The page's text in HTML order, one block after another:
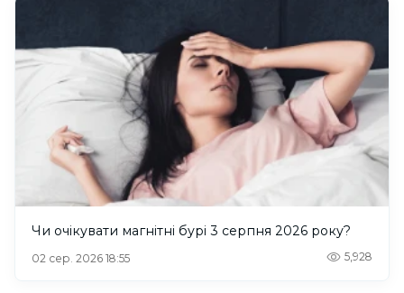
Чи очікувати магнітні бурі 3 серпня 2026 року?
02 сер. 2026 18:55 5,928